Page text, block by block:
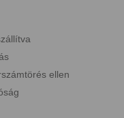
ellen